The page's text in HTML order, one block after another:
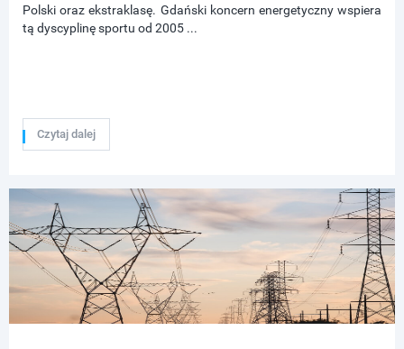
Polski oraz ekstraklasę. Gdański koncern energetyczny wspiera
tą dyscyplinę sportu od 2005 ...
Czytaj dalej